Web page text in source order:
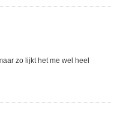
zo lijkt het me wel heel